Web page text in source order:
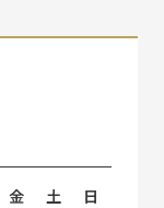
金 土
日